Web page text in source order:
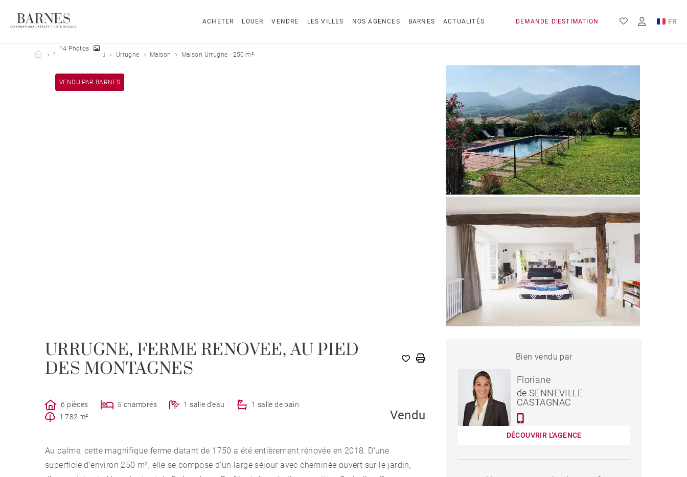
ACHETER LOUER VENDRE LES VILLES NOS AGENCES BARNES ACTUALITÉS DEMANDE D'ESTIMATION FR
EN
Barnes Côte Basque
Nos biens vendus Urrugne Maison Maison Urrugne - 250 m²
VENDU PAR BARNES
14 Photos
URRUGNE, FERME RENOVEE, AU PIED
DES MONTAGNES
6 pièces 5 chambres 1 salle d'eau
1 salle de bain
1 782 m²
Vendu
Au calme, cette magnifique ferme datant de 1750 a été entièrement rénovée en 2018. D’une
superficie d’environ 250 m², elle se compose d’un large séjour avec cheminée ouvert sur le jardin,
MAISON URRUGNE - 250 M²
Bien vendu par
Floriane
de SENNEVILLE
CASTAGNAC
DÉCOUVRIR L'AGENCE